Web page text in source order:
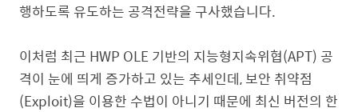
행하도록 유도하는 공격전략을 구사했습니다.
이처럼 최근 HWP OLE 기반의 지능형지속위협(APT) 공
격이 눈에 띄게 증가하고 있는 추세인데, 보안 취약점
(Exploit)을 이용한 수법이 아니기 때문에 최신 버전의 한